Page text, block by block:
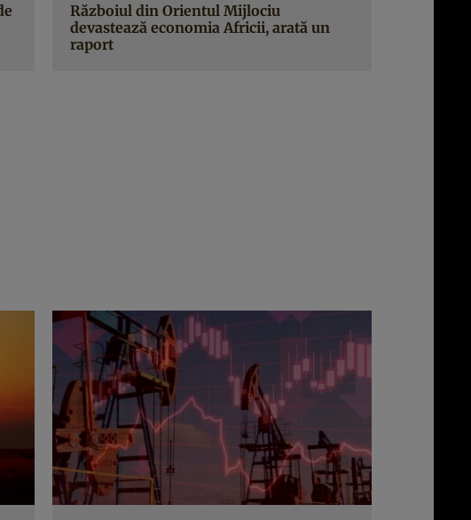
Războiul din Orientul Mijlociu
devastează economia Africii, arată un
raport